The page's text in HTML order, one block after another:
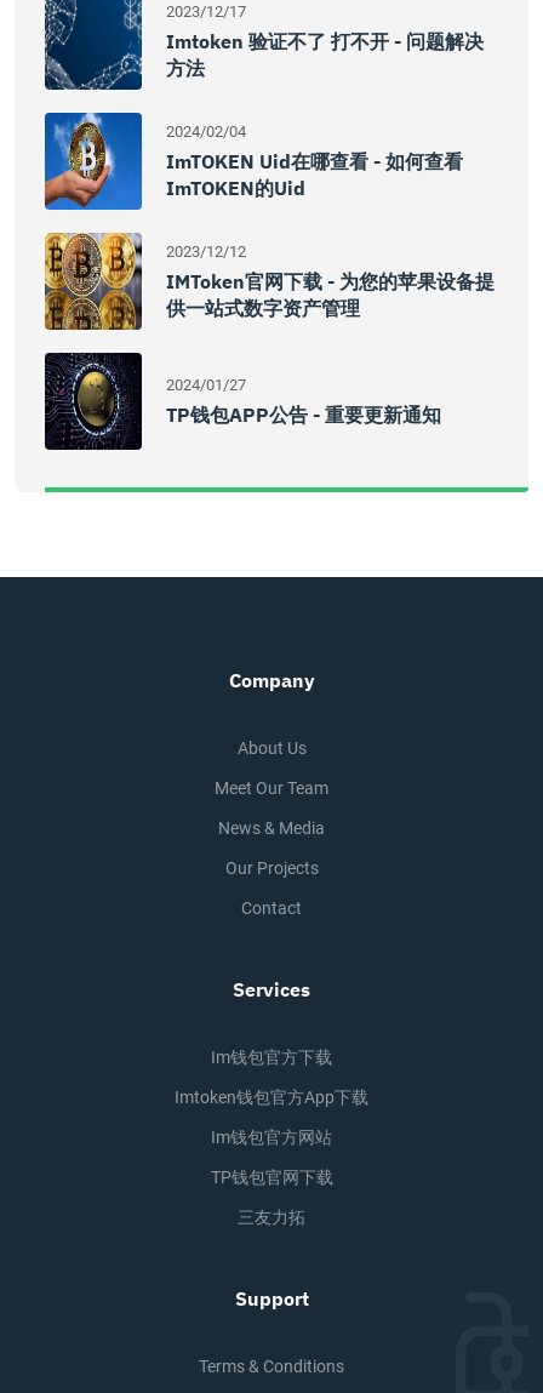
2023/12/17
Imtoken 验证不了 打不开 - 问题解决
方法
2024/02/04
ImTOKEN Uid在哪查看 - 如何查看
ImTOKEN的uid
2023/12/12
IMToken官网下载 - 为您的苹果设备提
供一站式数字资产管理
2024/01/27
TP钱包APP公告 - 重要更新通知
Company
About Us
Meet Our Team
News & Media
Our Projects
Contact
Services
Im钱包官方下载
Imtoken钱包官方app下载
Im钱包官方网站
TP钱包官网下载
三友力拓
Support
Terms & Conditions